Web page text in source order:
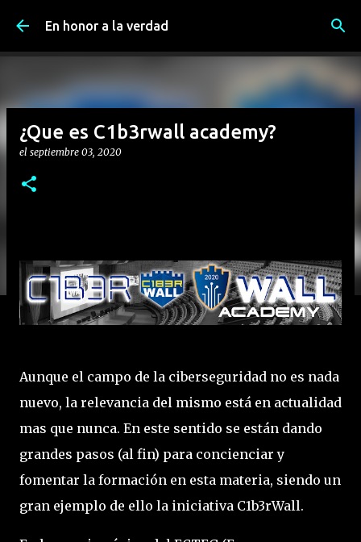
Ir al contenido principal
En honor a la verdad
¿Que es C1b3rwall academy?
el septiembre 03, 2020
Aunque el campo de la ciberseguridad no es nada
nuevo, la relevancia del mismo está en actualidad
mas que nunca. En este sentido se están dando
grandes pasos (al fin) para concienciar y
fomentar la formación en esta materia, siendo un
gran ejemplo de ello la iniciativa C1b3rWall.